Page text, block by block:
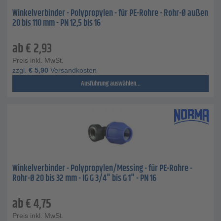
Winkelverbinder - Polypropylen - für PE-Rohre - Rohr-Ø außen
20 bis 110 mm - PN 12,5 bis 16
ab€2,93
Preis inkl. MwSt.
zzgl. € 5,90 Versandkosten
Ausführung auswählen...
Winkelverbinder - Polypropylen/Messing - für PE-Rohre -
Rohr-Ø 20 bis 32 mm - IG G 3/4" bis G 1" - PN 16
ab€4,75
Preis inkl. MwSt.